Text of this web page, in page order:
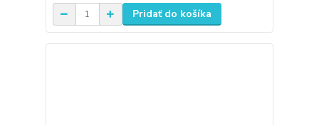
Pridať do košíka